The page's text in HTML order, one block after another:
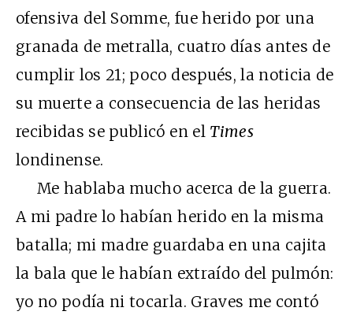
ofensiva del Somme, fue herido por una
granada de metralla, cuatro días antes de
cumplir los 21; poco después, la noticia de
su muerte a consecuencia de las heridas
recibidas se publicó en el Times
londinense.
Me hablaba mucho acerca de la guerra.
A mi padre lo habían herido en la misma
batalla; mi madre guardaba en una cajita
la bala que le habían extraído del pulmón:
yo no podía ni tocarla. Graves me contó